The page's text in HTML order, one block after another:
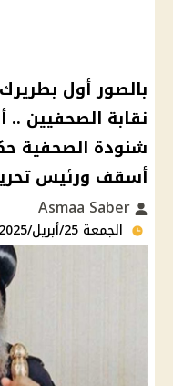
بالصور أول
نقابة الصحفيين ..
شنودة الصحفية
أسقف ورئيس
الجمعة 25/أبريل/2025 - 11:18 ص